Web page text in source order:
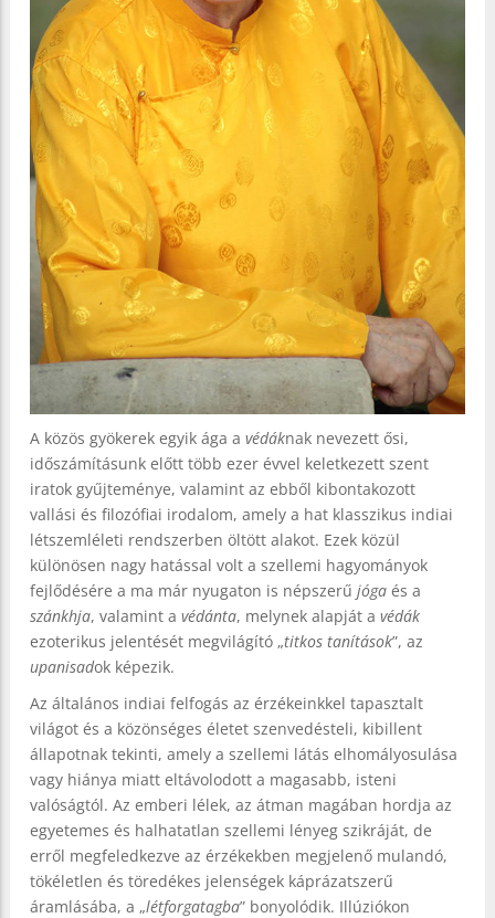
A közös gyökerek egyik ága a védáknak nevezett ősi,
időszámításunk előtt több ezer évvel keletkezett szent
iratok gyűjteménye, valamint az ebből kibontakozott
vallási és filozófiai irodalom, amely a hat klasszikus indiai
létszemléleti rendszerben öltött alakot. Ezek közül
különösen nagy hatással volt a szellemi hagyományok
fejlődésére a ma már nyugaton is népszerű jóga és a
szánkhja, valamint a védánta, melynek alapját a védák
ezoterikus jelentését megvilágító „titkos tanítások”, az
upanisadok képezik.
Az általános indiai felfogás az érzékeinkkel tapasztalt
világot és a közönséges életet szenvedésteli, kibillent
állapotnak tekinti, amely a szellemi látás elhomályosulása
vagy hiánya miatt eltávolodott a magasabb, isteni
valóságtól. Az emberi lélek, az átman magában hordja az
egyetemes és halhatatlan szellemi lényeg szikráját, de
erről megfeledkezve az érzékekben megjelenő mulandó,
tökéletlen és töredékes jelenségek káprázatszerű
áramlásába, a „létforgatagba” bonyolódik. Illúziókon